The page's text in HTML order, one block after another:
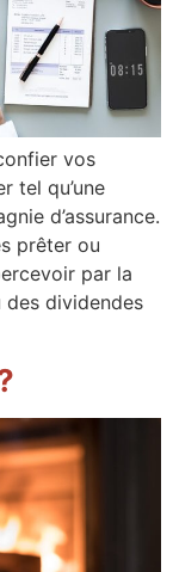
vos
tel qu’une
d’assurance.
prêter ou
par la
des dividendes